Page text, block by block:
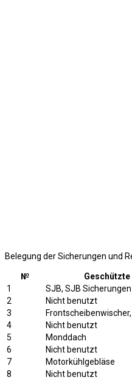
Belegung der Sicherungen und
№
1
SJB, SJB Sicherungen
2
Nicht benutzt
3
4
Nicht benutzt
5
Monddach
6
Nicht benutzt
7
Motorkühlgebläse
8
Nicht benutzt